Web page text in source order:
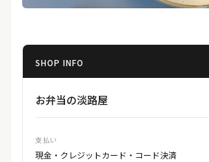
SHOP INFO
お弁当の淡路屋
支払い
現金・クレジットカード・コード決済